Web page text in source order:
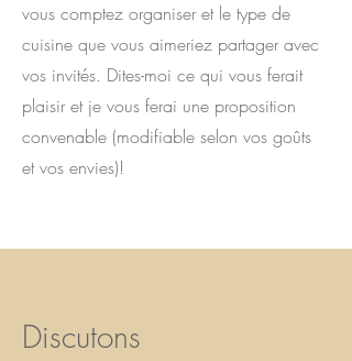
vous comptez organiser et le type de
cuisine que vous aimeriez partager avec
vos invités. Dites-moi ce qui vous ferait
plaisir et je vous ferai une proposition
convenable (modifiable selon vos goûts
et vos envies)!
Discutons